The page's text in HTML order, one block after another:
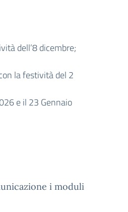
dell’8 dicembre;
la festività del 2
e il 23 Gennaio
i moduli